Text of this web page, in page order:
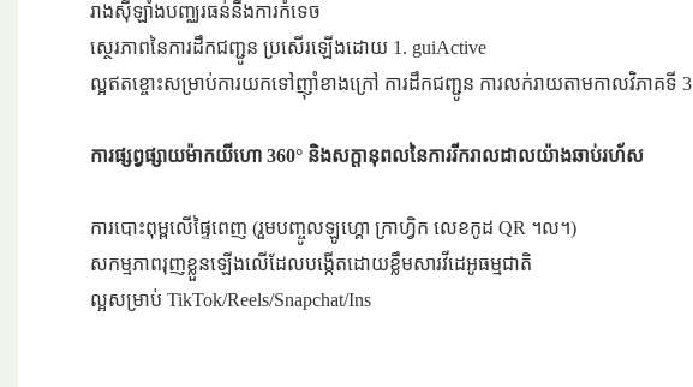
រាងស៊ីឡាំងបញ្ឈរធន់នឹងការកំទេច
ស្ថេរភាពនៃការដឹកជញ្ជូន ប្រសើរឡើងដោយ 1. guiActive
ល្អឥតខ្ចោះសម្រាប់ការយកទៅញ៉ាំខាងក្រៅ ការដឹកជញ្ជូន ការលក់រាយតាមកាលវិភាគទី 3
ការផ្សព្វផ្សាយម៉ាកយីហោ 360° និងសក្តានុពលនៃការរីករាលដាលយ៉ាងឆាប់រហ័ស
ការបោះពុម្ពលើផ្ទៃពេញ (រួមបញ្ចូលឡូហ្គោ ក្រាហ្វិក លេខកូដ QR ។ល។)
សកម្មភាពរុញខ្លួនឡើងលើដែលបង្កើតដោយខ្លឹមសារវីដេអូធម្មជាតិ
ល្អសម្រាប់ TikTok/Reels/Snapchat/Ins